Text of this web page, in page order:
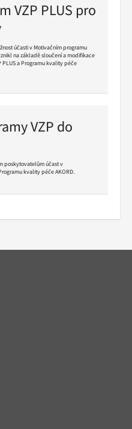
VZP PLUS pro
účasti v Motivačním programu
na základě sloučení a modifikace
a Programu kvality péče
VZP do
poskytovatelům účast v
kvality péče AKORD.